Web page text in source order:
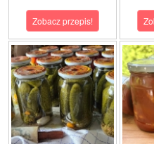
Zobacz przepis!